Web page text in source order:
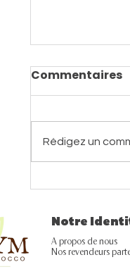
L'ESSENTIEL
Commentaires
Rédigez un
Notre
A propos de nous
Nos revendeurs